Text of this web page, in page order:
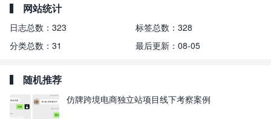
网站统计
日志总数： 323 标签总数： 328
分类总数： 31 最后更新： 08-05
随机推荐
仿牌跨境电商独立站项目线下考察案例